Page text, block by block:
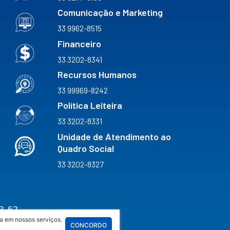
em nossos serviços.
CONCORDO
Comunicação e Marketing
33 9962-8515
Financeiro
33 3202-8341
Recursos Humanos
33 99969-8242
Política Leiteira
33 3202-8331
Unidade de Atendimento ao
Quadro Social
33 3202-8327
62